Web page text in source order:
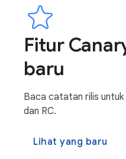
Fitur
baru
Baca catatan rilis
dan RC.
Lihat yang baru